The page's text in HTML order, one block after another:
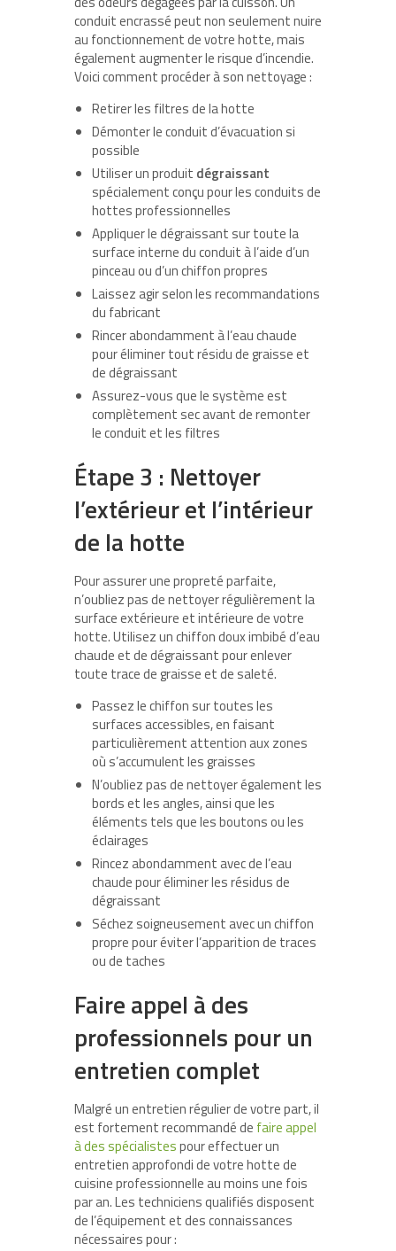
conduit encrassé peut non seulement nuire
au fonctionnement de votre hotte, mais
également augmenter le risque d’incendie.
Voici comment procéder à son nettoyage :
Retirer les filtres de la hotte
Démonter le conduit d’évacuation si
possible
Utiliser un produit dégraissant
spécialement conçu pour les conduits de
hottes professionnelles
Appliquer le dégraissant sur toute la
surface interne du conduit à l’aide d’un
pinceau ou d’un chiffon propres
Laissez agir selon les recommandations
du fabricant
Rincer abondamment à l’eau chaude
pour éliminer tout résidu de graisse et
de dégraissant
Assurez-vous que le système est
complètement sec avant de remonter
le conduit et les filtres
Étape 3 : Nettoyer
l’extérieur et l’intérieur
de la hotte
Pour assurer une propreté parfaite,
n’oubliez pas de nettoyer régulièrement la
surface extérieure et intérieure de votre
hotte. Utilisez un chiffon doux imbibé d’eau
chaude et de dégraissant pour enlever
toute trace de graisse et de saleté.
Passez le chiffon sur toutes les
surfaces accessibles, en faisant
particulièrement attention aux zones
où s’accumulent les graisses
N’oubliez pas de nettoyer également les
bords et les angles, ainsi que les
éléments tels que les boutons ou les
éclairages
Rincez abondamment avec de l’eau
chaude pour éliminer les résidus de
dégraissant
Séchez soigneusement avec un chiffon
propre pour éviter l’apparition de traces
ou de taches
Faire appel à des
professionnels pour un
entretien complet
Malgré un entretien régulier de votre part, il
est fortement recommandé de faire appel
à des spécialistespour effectuer un
entretien approfondi de votre hotte de
cuisine professionnelle au moins une fois
par an. Les techniciens qualifiés disposent
de l’équipement et des connaissances
nécessaires pour :